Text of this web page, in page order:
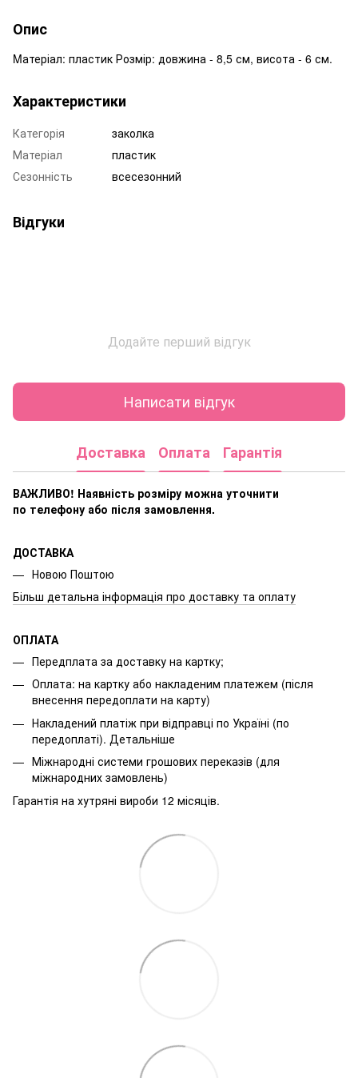
Опис
Mатеріал: пластик Розмір: довжина - 8,5 см, висота - 6 см.
Характеристики
Категорія
заколка
Матеріал
пластик
Сезонність
всесезонний
Відгуки
Додайте перший відгук
Написати відгук
Доставка Оплата Гарантія
ВАЖЛИВО! Наявність розміру можна уточнити
по телефону або після замовлення.
ДОСТАВКА
Новою Поштою
Більш детальна інформація про доставку та оплату
ОПЛАТА
Передплата за доставку на картку;
Оплата: на картку або накладеним платежем (після
внесення передоплати на карту)
Накладений платіж при відправці по Україні (по
передоплаті). Детальніше
Міжнародні системи грошових переказів (для
міжнародних замовлень)
Гарантія на хутряні вироби 12 місяців.